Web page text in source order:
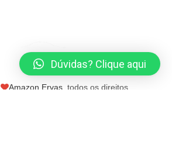
Amazon Ervas , todos os direitos
Dúvidas? Clique aqui